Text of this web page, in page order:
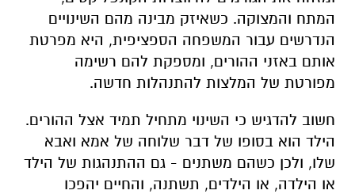
המתח והמצוקה. כשאיזק מבינה מהם השינויים
הנדרשים עבור המשפחה הספציפית, היא מפרטת
אותם באזני ההורים, ומספקת להם רשימה
מפורטת של המלצות להתנהלות חדשה.
חשוב להדגיש כי השינוי מתחיל תמיד אצל ההורים.
הילד הוא בסופו של דבר שלוחה של אמא ואבא
שלו, ולכן כשהם משתנים - גם ההתנהגות של הילד
או הילדה, או הילדים, תשתנה, והחיים יהפכו